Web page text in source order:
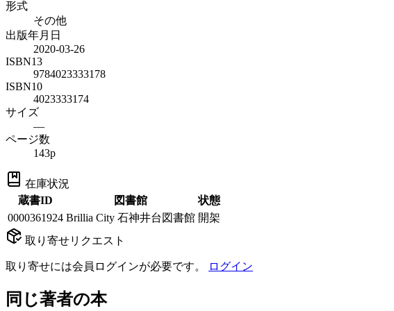
形式
その他
出版年月日
2020-03-26
ISBN13
9784023333178
ISBN10
4023333174
サイズ
—
ページ数
143p
在庫状況
蔵書ID
図書館
状態
0000361924 Brillia City 石神井台図書館 開架
取り寄せリクエスト
取り寄せには会員ログインが必要です。 ログイン
同じ著者の本